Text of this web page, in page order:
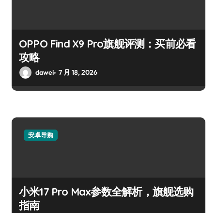
OPPO Find X9 Pro旗舰评测：买前必看
攻略
dawei 7 月 18, 2026
安卓导购
小米17 Pro Max参数全解析，旗舰选购
指南